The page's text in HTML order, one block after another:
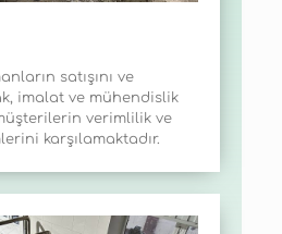
satışını ve
imalat ve mühendislik
verimlilik ve
karşılamaktadır.